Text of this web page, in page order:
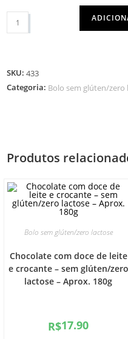
SKU:433
Categoria: Bolo sem glúten/zero
Produtos
Bolo sem glúten/zero lactose
Chocolate com doce de leite
e crocante – sem glúten/zero
lactose – Aprox. 180g
R$17.90